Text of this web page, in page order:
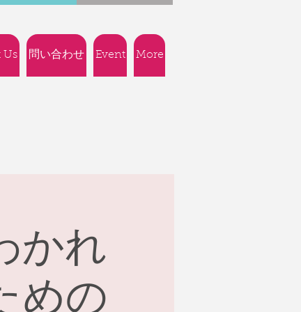
Us 問い合わせ Event More
かれ
めの